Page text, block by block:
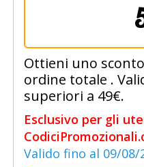
Ottieni uno
ordine totale .
superiori a 49€.
Esclusivo per gli
Valido fino al 09/08/